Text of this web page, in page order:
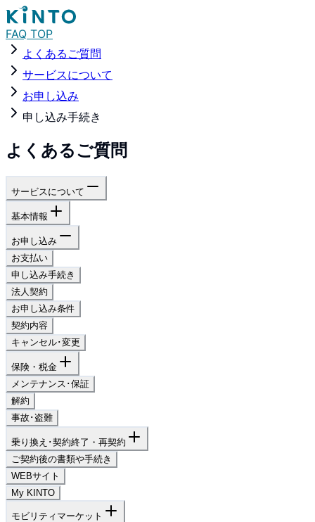
FAQ TOP
よくあるご質問
サービスについて
お申し込み
申し込み手続き
よくあるご質問
サービスについて
基本情報
お申し込み
お支払い
申し込み手続き
法人契約
お申し込み条件
契約内容
キャンセル･変更
保険・税金
メンテナンス･保証
解約
事故･盗難
乗り換え･契約終了・再契約
ご契約後の書類や手続き
WEBサイト
My KINTO
モビリティマーケット